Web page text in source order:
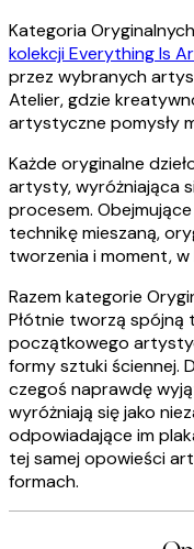
Kategoria
kolekcji Everything Is
przez wybranych
Atelier, gdzie
artystyczne pomysły
Każde oryginalne
artysty, wyróżniająca
procesem.
technikę mieszaną,
tworzenia i moment,
Razem kategorie
Płótnie tworzą
początkowego
formy sztuki ściennej.
czegoś naprawdę
wyróżniają się jako
odpowiadające im
tej samej opowieści
formach.